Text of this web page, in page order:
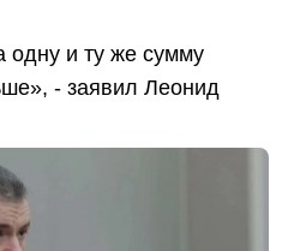
и ту же сумму
- заявил Леонид